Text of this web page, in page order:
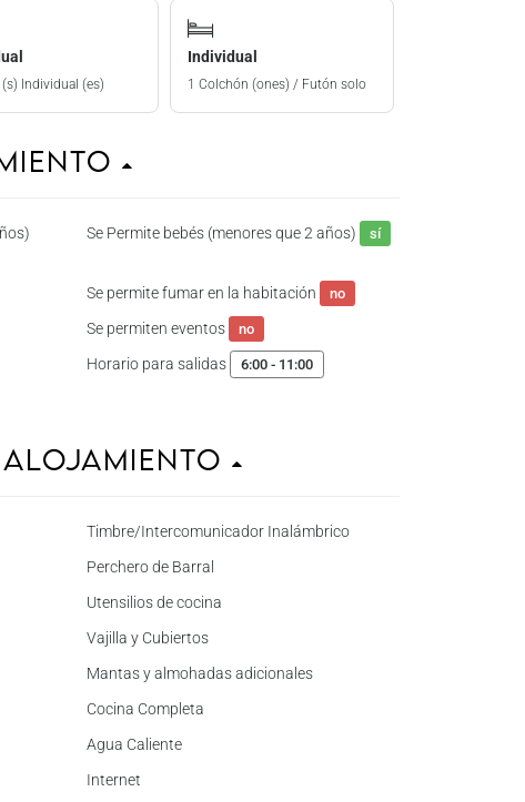
(s) Individual (es)
Individual
1 Colchón (ones) / Futón solo
Se Permite bebés (menores que 2 años) sí
Se permite fumar en la habitación no
Se permiten eventos no
Horario para salidas 6:00 - 11:00
Alojamiento
Timbre/Intercomunicador Inalámbrico
Perchero de Barral
Utensilios de cocina
Vajilla y Cubiertos
Mantas y almohadas adicionales
Cocina Completa
Agua Caliente
Internet